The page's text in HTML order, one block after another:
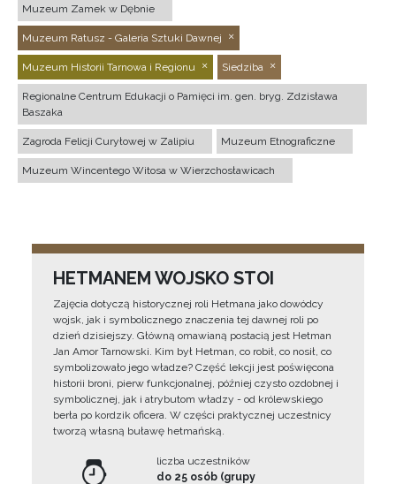
Muzeum Zamek w Dębnie
Muzeum Ratusz - Galeria Sztuki Dawnej
Muzeum Historii Tarnowa i Regionu Siedziba
Regionalne Centrum Edukacji o Pamięci im. gen. bryg. Zdzisława
Baszaka
Zagroda Felicji Curyłowej w Zalipiu Muzeum Etnograficzne
Muzeum Wincentego Witosa w Wierzchosławicach
HETMANEM WOJSKO STOI
Zajęcia dotyczą historycznej roli Hetmana jako dowódcy
wojsk, jak i symbolicznego znaczenia tej dawnej roli po
dzień dzisiejszy. Główną omawianą postacią jest Hetman
Jan Amor Tarnowski. Kim był Hetman, co robił, co nosił, co
symbolizowało jego władze? Część lekcji jest poświęcona
historii broni, pierw funkcjonalnej, później czysto ozdobnej i
symbolicznej, jak i atrybutom władzy - od królewskiego
berła po kordzik oficera. W części praktycznej uczestnicy
tworzą własną buławę hetmańską.
liczba uczestników
do 25 osób (grupy